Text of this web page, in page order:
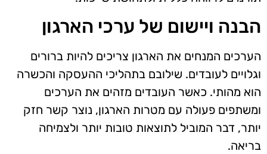
הבנה ויישום של ערכי הארגון
הערכים המנחים את הארגון צריכים להיות ברורים
וגלויים לעובדים. שילובם בתהליכי ההעסקה והכשרה
הוא מהותי. כאשר העובדים מזהים את הערכים
ומשתפים פעולה עם מטרות הארגון, נוצר קשר חזק
יותר, דבר המוביל לתוצאות טובות יותר ולצמיחה
בריאה.